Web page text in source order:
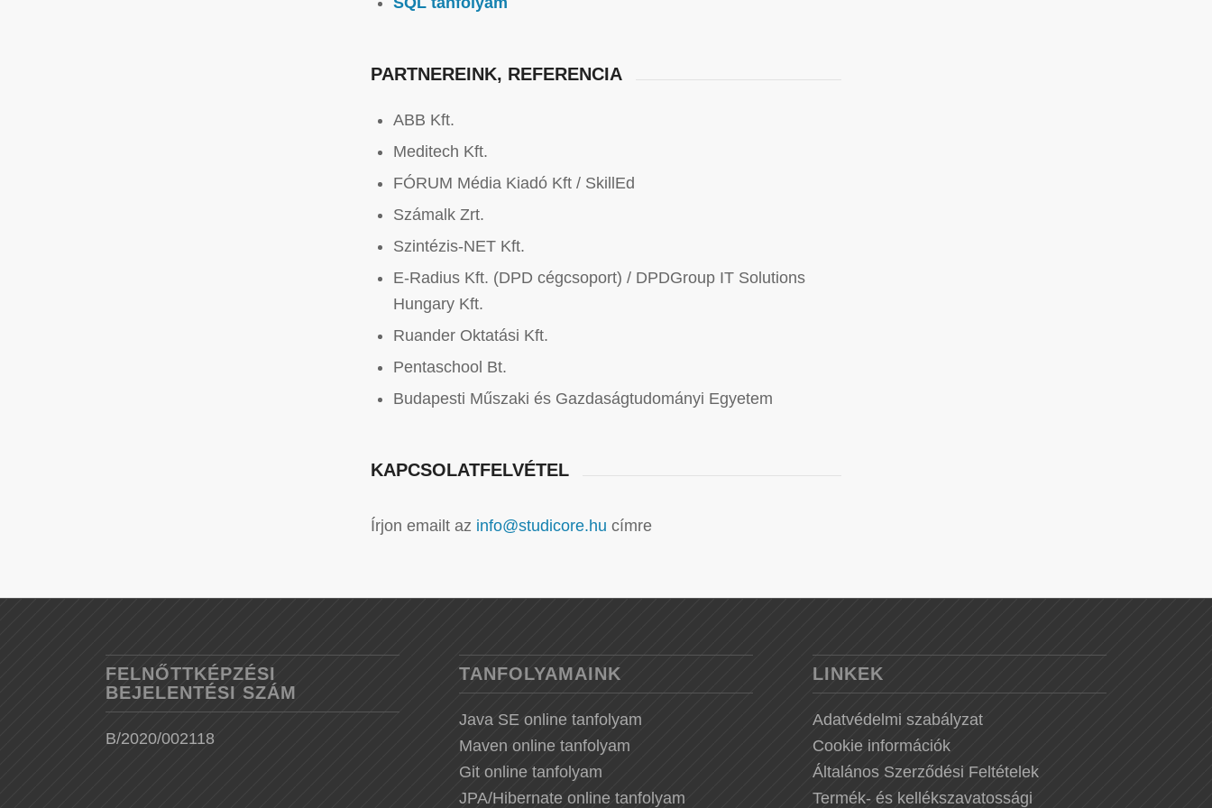
PARTNEREINK, REFERENCIA
ABB Kft.
Meditech Kft.
FÓRUM Média Kiadó Kft / SkillEd
Számalk Zrt.
Szintézis-NET Kft.
E-Radius Kft. (DPD cégcsoport) / DPDGroup IT Solutions
Hungary Kft.
Ruander Oktatási Kft.
Pentaschool Bt.
Budapesti Műszaki és Gazdaságtudományi Egyetem
KAPCSOLATFELVÉTEL
Írjon emailt az info@studicore.hu címre
FELNŐTTKÉPZÉSI
BEJELENTÉSI SZÁM
B/2020/002118
TANFOLYAMAINK
Java SE online tanfolyam
Maven online tanfolyam
Git online tanfolyam
JPA/Hibernate online tanfolyam
LINKEK
Adatvédelmi szabályzat
Cookie információk
Általános Szerződési Feltételek
Termék- és kellékszavatossági